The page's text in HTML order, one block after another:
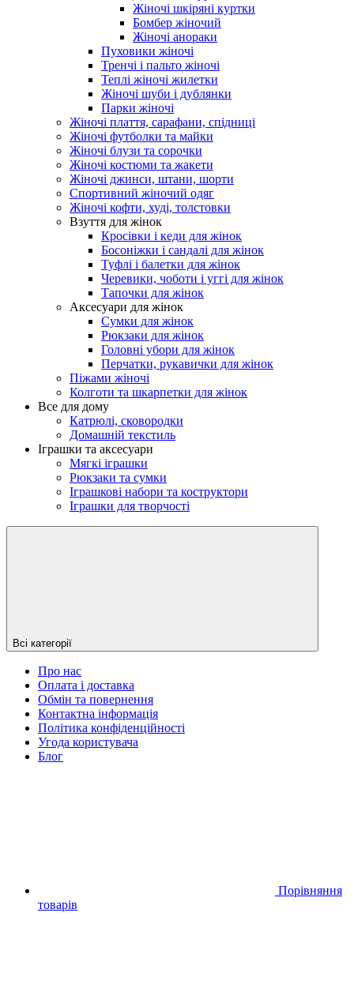
Жіночі шкіряні куртки
Бомбер жіночий
Жіночі анораки
Пуховики жіночі
Тренчі і пальто жіночі
Теплі жіночі жилетки
Жіночі шуби і дублянки
Парки жіночі
Жіночі плаття, сарафани, спідниці
Жіночі футболки та майки
Жіночі блузи та сорочки
Жіночі костюми та жакети
Жіночі джинси, штани, шорти
Спортивний жіночий одяг
Жіночі кофти, худі, толстовки
Взуття для жінок
Кросівки і кеди для жінок
Босоніжки і сандалі для жінок
Туфлі і балетки для жінок
Черевики, чоботи і уггі для жінок
Тапочки для жінок
Аксесуари для жінок
Сумки для жінок
Рюкзаки для жінок
Головні убори для жінок
Перчатки, рукавички для жінок
Піжами жіночі
Колготи та шкарпетки для жінок
Все для дому
Катрюлі, сковородки
Домашній текстиль
Іграшки та аксесуари
Мягкі іграшки
Рюкзаки та сумки
Іграшкові набори та коструктори
Іграшки для творчості
Всі категорії
Про нас
Оплата і доставка
Обмін та повернення
Контактна інформація
Політика конфіденційності
Угода користувача
Блог
Порівняння
товарів